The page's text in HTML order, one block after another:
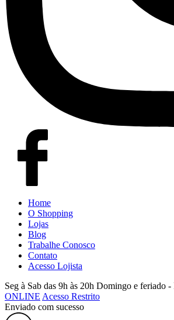
Home
O Shopping
Lojas
Blog
Trabalhe Conosco
Contato
Acesso Lojista
Seg à Sab das 9h às 20h Domingo e feriado -
ONLINE Acesso Restrito
Enviado com sucesso